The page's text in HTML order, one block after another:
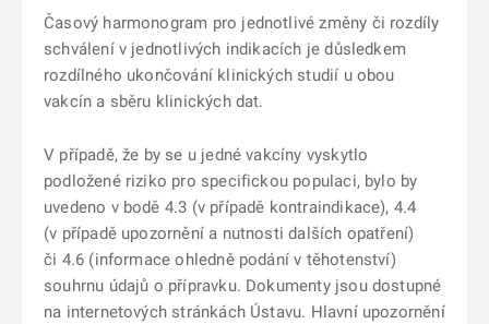
Časový harmonogram pro jednotlivé změny či rozdíly
schválení v jednotlivých indikacích je důsledkem
rozdílného ukončování klinických studií u obou
vakcín a sběru klinických dat.
V případě, že by se u jedné vakcíny vyskytlo
podložené riziko pro specifickou populaci, bylo by
uvedeno v bodě 4.3 (v případě kontraindikace), 4.4
(v případě upozornění a nutnosti dalších opatření)
či 4.6 (informace ohledně podání v těhotenství)
souhrnu údajů o přípravku. Dokumenty jsou dostupné
na internetových stránkách Ústavu. Hlavní upozornění